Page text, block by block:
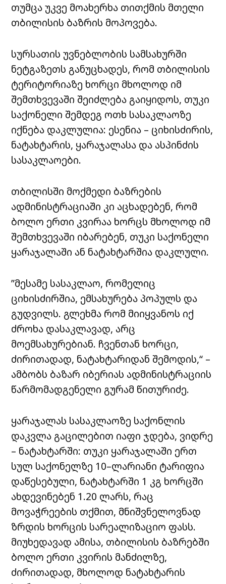
თუმცა უკვე მოახერხა თითქმის მთელი
თბილისის ბაზრის მოპოვება.
სურსათის უვნებლობის სამსახურში
ნეტგაზეთს განუცხადეს, რომ თბილისის
ტერიტორიაზე ხორცი მხოლოდ იმ
შემთხვევაში შეიძლება გაიყიდოს, თუკი
საქონელი შემდეგ ოთხ სასაკლაოზე
იქნება დაკლულია: ესენია – ციხისძირის,
ნატახტარის, ყარაჯალასა და ასპინძის
სასაკლაოები.
თბილისში მოქმედი ბაზრების
ადმინისტრაციაში კი აცხადებენ, რომ
ბოლო ერთი კვირაა ხორცს მხოლოდ იმ
შემთხვევაში იბარებენ, თუკი საქონელი
ყარაჯალაში ან ნატახტარშია დაკლული.
”მესამე სასაკლაო, რომელიც
ციხისძირშია, ემსახურება პოპულს და
გუდვილს. გლეხმა რომ მიიყვანოს იქ
ძროხა დასაკლავად, არც
მოემსახურებიან. ჩვენთან ხორცი,
ძირითადად, ნატახტარიდან შემოდის,“ –
ამბობს ბაზარ იბერიას ადმინისტრაციის
წარმომადგენელი გურამ წითურიძე.
ყარაჯალას სასაკლაოზე საქონლის
დაკვლა გაცილებით იაფი ჯდება, ვიდრე
– ნატახტარში: თუკი ყარაჯალაში ერთ
სულ საქონელზე 10–ლარიანი ტარიფია
დაწესებული, ნატახტარში 1 კგ ხორცში
ახდევინებენ 1.20 ლარს, რაც
მოვაჭრეების თქმით, მნიშვნელოვნად
ზრდის ხორცის სარეალიზაციო ფასს.
მიუხედავად ამისა, თბილისის ბაზრებში
ბოლო ერთი კვირის მანძილზე,
ძირითადად, მხოლოდ ნატახტარის